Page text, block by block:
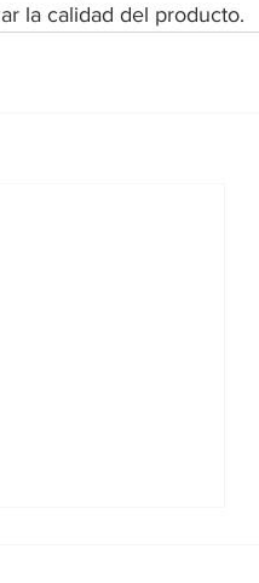
la calidad del producto.